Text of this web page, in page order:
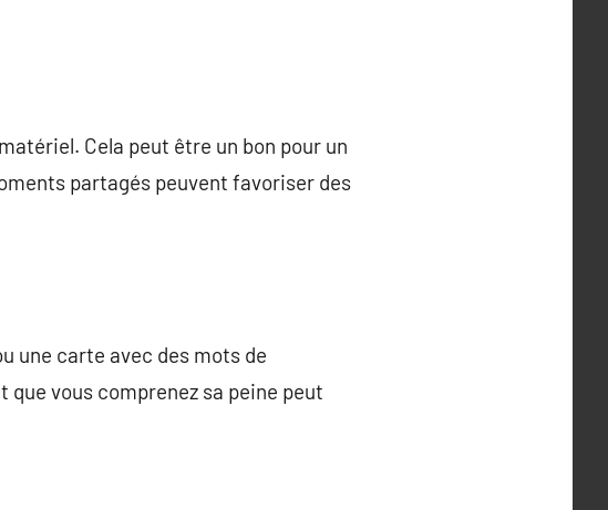
Cela peut être un bon pour un
partagés peuvent favoriser des
une carte avec des mots de
vous comprenez sa peine peut